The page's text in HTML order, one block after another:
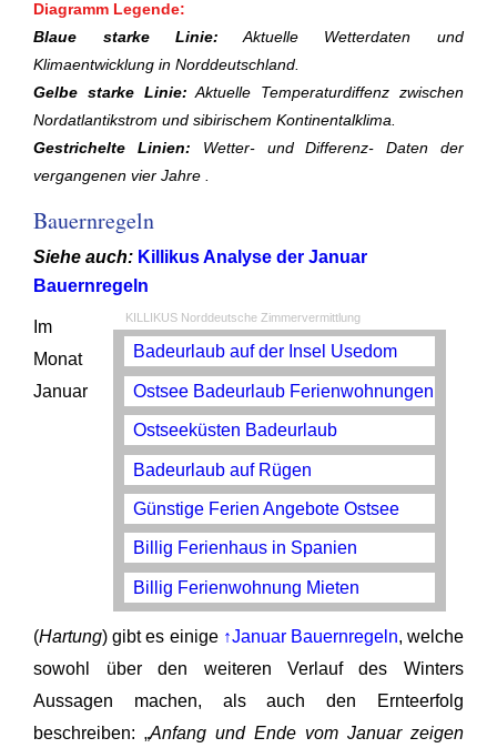
Diagramm Legende:
Blaue starke Linie: Aktuelle Wetterdaten und
Klimaentwicklung in Norddeutschland.
Gelbe starke Linie: Aktuelle Temperaturdiffenz zwischen
Nordatlantikstrom und sibirischem Kontinentalklima.
Gestrichelte Linien: Wetter- und Differenz- Daten der
vergangenen vier Jahre .
Bauernregeln
Siehe auch: Killikus Analyse der Januar
Bauernregeln
KILLIKUS Norddeutsche Zimmervermittlung
Badeurlaub auf der Insel Usedom
Ostsee Badeurlaub Ferienwohnungen
Ostseeküsten Badeurlaub
Badeurlaub auf Rügen
Günstige Ferien Angebote Ostsee
Billig Ferienhaus in Spanien
Billig Ferienwohnung Mieten
Im
Monat
Januar
(Hartung) gibt es einige ↑Januar Bauernregeln, welche
sowohl über den weiteren Verlauf des Winters
Aussagen machen, als auch den Ernteerfolg
beschreiben: „Anfang und Ende vom Januar zeigen